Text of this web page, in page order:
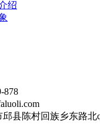
绍
878
县陈村回族乡东路北